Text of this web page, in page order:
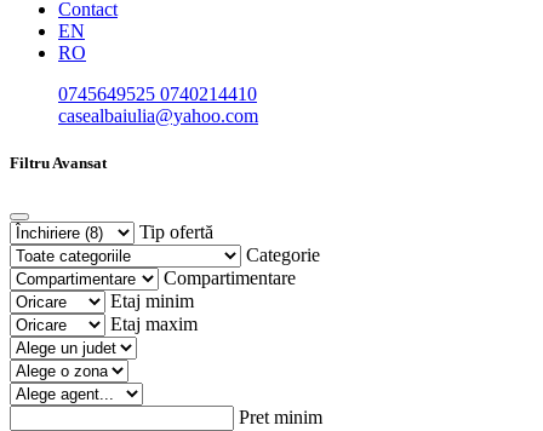
Contact
EN
RO
0745649525 0740214410
casealbaiulia@yahoo.com
Filtru Avansat
Tip ofertă
Categorie
Compartimentare
Etaj minim
Etaj maxim
Pret minim